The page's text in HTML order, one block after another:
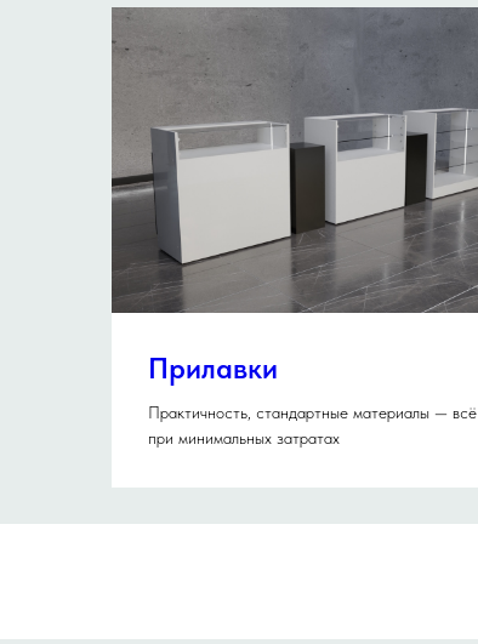
Прилавки
Практичность, стандартные материалы —
при минимальных затратах